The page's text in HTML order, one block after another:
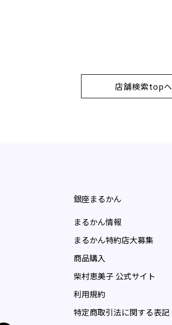
店舗検索topへ
銀座まるかん
まるかん情報
まるかん特約店大募集
商品購入
柴村恵美子 公式サイト
利用規約
特定商取引法に関する表記